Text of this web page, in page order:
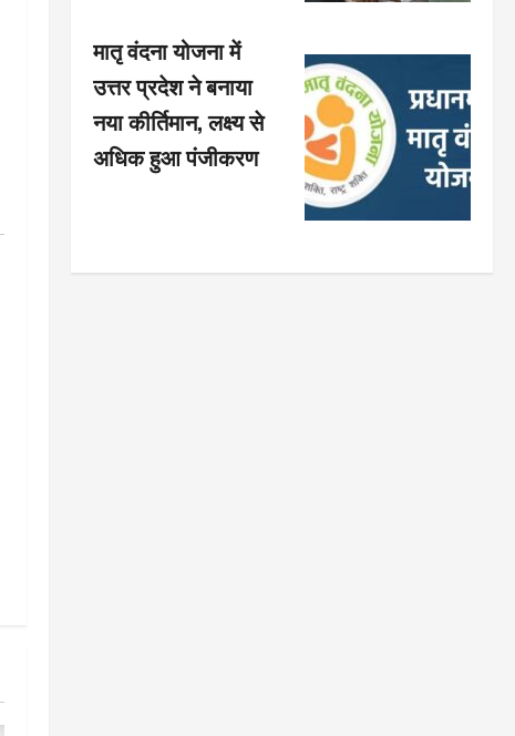
मातृ वंदना योजना में
उत्तर प्रदेश ने बनाया
नया कीर्तिमान, लक्ष्य से
अधिक हुआ पंजीकरण